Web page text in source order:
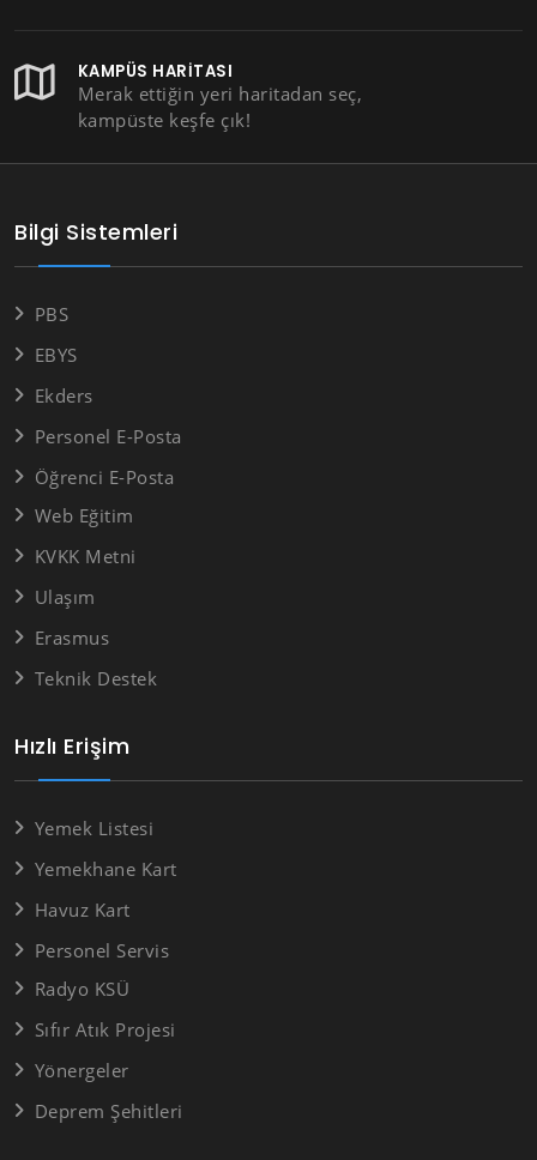
KAMPÜS HARITASI
Merak ettiğin yeri haritadan seç,
kampüste keşfe çık!
Hızlı Erişim
Yemek Listesi
Yemekhane Kart
Havuz Kart
Personel Servis
Radyo KSÜ
Sıfır Atık Projesi
Yönergeler
Deprem Şehitleri
Bilgi Sistemleri
PBS
EBYS
Ekders
Personel E-Posta
Öğrenci E-Posta
Web Eğitim
KVKK Metni
Ulaşım
Erasmus
Teknik Destek